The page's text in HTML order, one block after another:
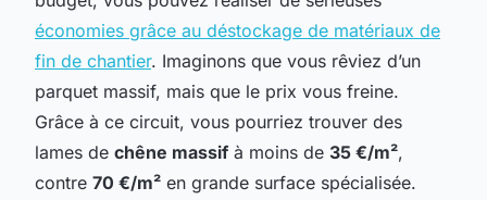
économies grâce au déstockage de matériaux de
fin de chantier. Imaginons que vous rêviez d’un
parquet massif, mais que le prix vous freine.
Grâce à ce circuit, vous pourriez trouver des
lames de chêne massif à moins de 35 €/m²,
contre 70 €/m² en grande surface spécialisée.